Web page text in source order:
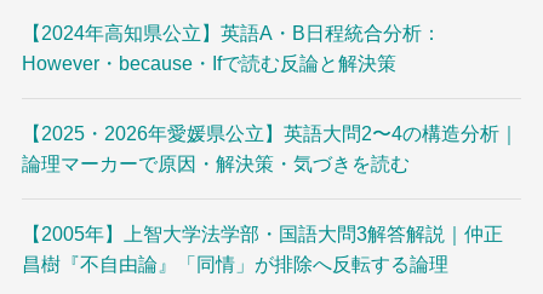
【2024年高知県公立】英語A・B日程統合分析：
However・because・Ifで読む反論と解決策
【2025・2026年愛媛県公立】英語大問2〜4の構造分析｜
論理マーカーで原因・解決策・気づきを読む
【2005年】上智大学法学部・国語大問3解答解説｜仲正
昌樹『不自由論』「同情」が排除へ反転する論理